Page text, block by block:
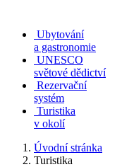
Ubytování
a gastronomie
UNESCO
světové dědictví
Rezervační
systém
Turistika
v okolí
Úvodní stránka
Turistika